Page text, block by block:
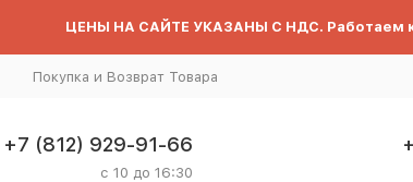
ЦЕНЫ НА САЙТЕ УКАЗАНЫ С НДС. Работаем
Покупка и Возврат Товара
+7 (812) 929-91-66
с 10 до 16:30